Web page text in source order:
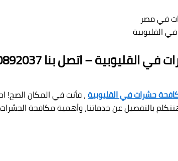
القليوبية
– اتصل بنا 01080892037
حشرات في القليوبية، فأنت في المكان الصح!
بالتفصيل عن خدماتنا، وأهمية مكافحة